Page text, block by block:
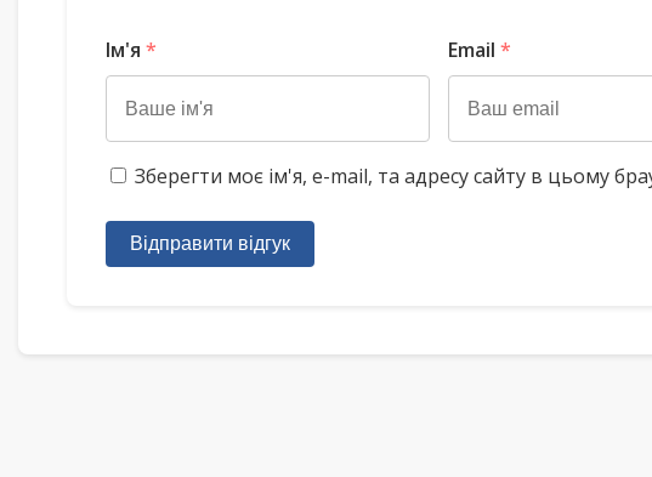
Ім'я * Email *
Зберегти моє ім'я, e-mail, та адресу сайту в цьому
Відправити відгук